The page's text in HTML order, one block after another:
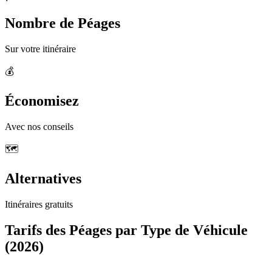
Nombre de Péages
Sur votre itinéraire
💰
Économisez
Avec nos conseils
🗺️
Alternatives
Itinéraires gratuits
Tarifs des Péages par Type de Véhicule
(2026)